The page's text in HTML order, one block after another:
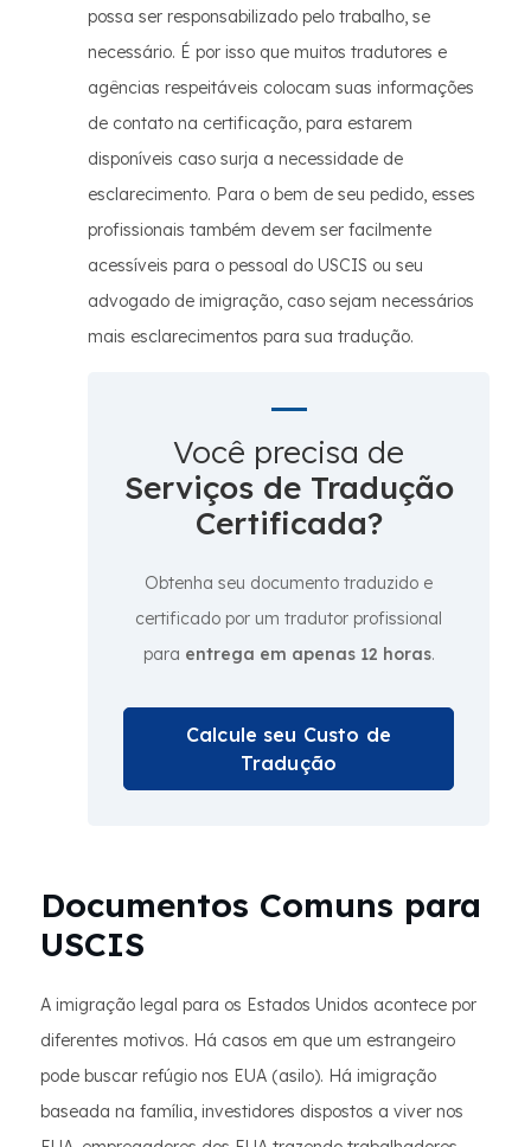
possa ser responsabilizado pelo trabalho, se
necessário. É por isso que muitos tradutores e
agências respeitáveis colocam suas informações
de contato na certificação, para estarem
disponíveis caso surja a necessidade de
esclarecimento. Para o bem de seu pedido, esses
profissionais também devem ser facilmente
acessíveis para o pessoal do USCIS ou seu
advogado de imigração, caso sejam necessários
mais esclarecimentos para sua tradução.
Você precisa de
Serviços de Tradução
Certificada?
Obtenha seu documento traduzido e
certificado por um tradutor profissional
para entrega em apenas 12 horas.
Calcule seu Custo de
Tradução
Documentos Comuns para
USCIS
A imigração legal para os Estados Unidos acontece por
diferentes motivos. Há casos em que um estrangeiro
pode buscar refúgio nos EUA (asilo). Há imigração
baseada na família, investidores dispostos a viver nos